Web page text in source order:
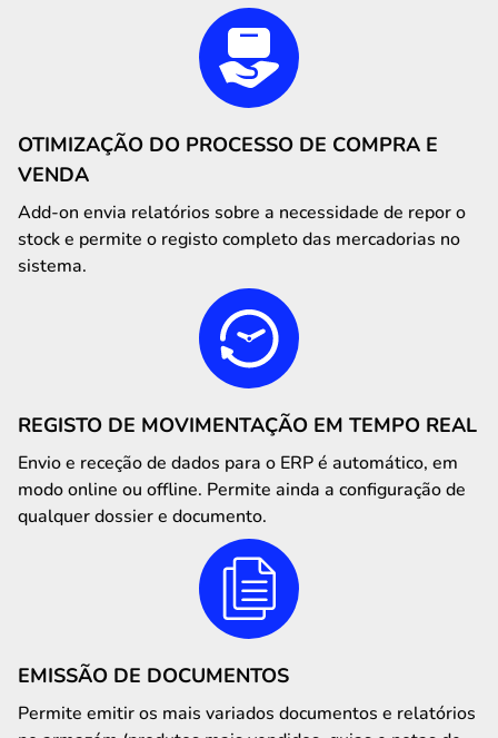
OTIMIZAÇÃO DO PROCESSO DE COMPRA E
VENDA
Add-on envia relatórios sobre a necessidade de repor o
stock e permite o registo completo das mercadorias no
sistema.
REGISTO DE MOVIMENTAÇÃO EM TEMPO REAL
Envio e receção de dados para o ERP é automático, em
modo online ou offline. Permite ainda a configuração de
qualquer dossier e documento.
EMISSÃO DE DOCUMENTOS
Permite emitir os mais variados documentos e relatórios